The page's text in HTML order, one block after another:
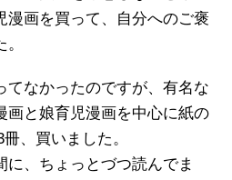
漫画を買って、自分へのご褒
てなかったのですが、有名な
画と娘育児漫画を中心に紙の
、買いました。
、ちょっとづつ読んでま